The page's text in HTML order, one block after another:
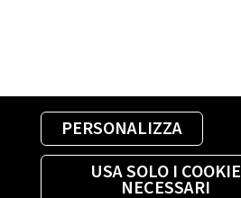
PERSONALIZZA
USA SOLO I COOKIE
NECESSARI